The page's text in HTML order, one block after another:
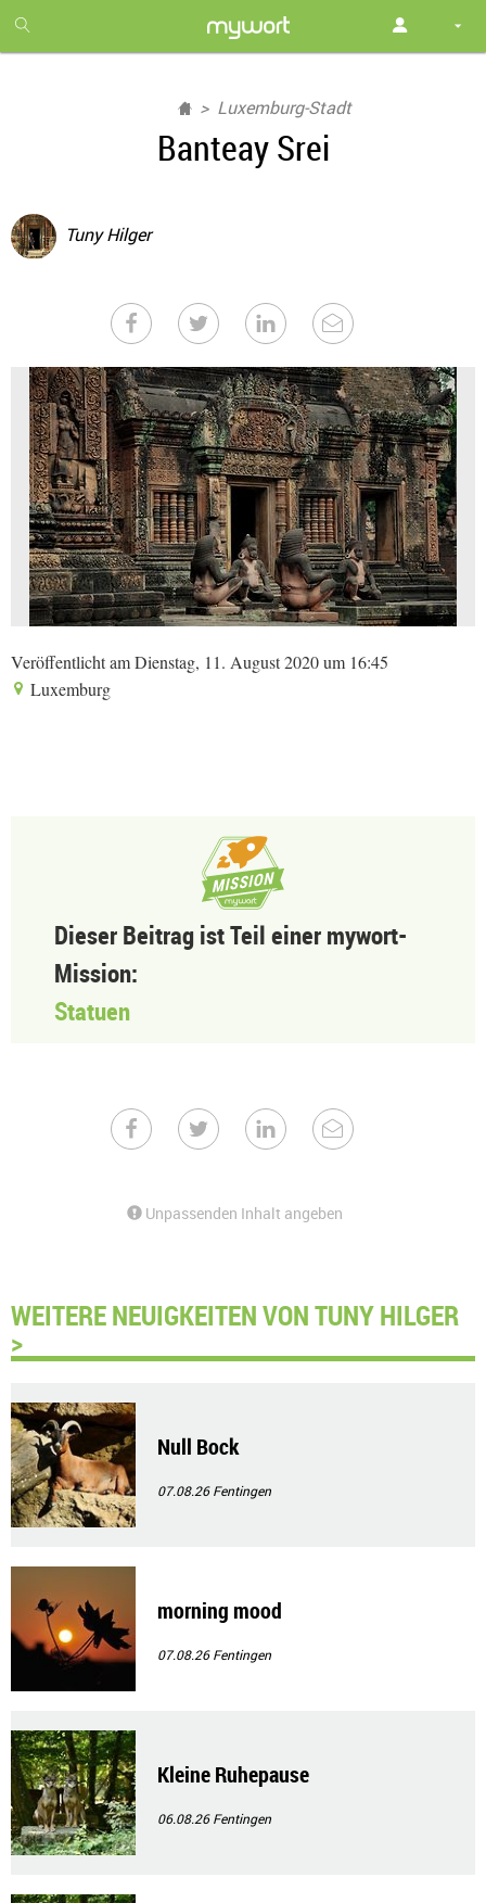
month
free
Luxemburg-Stadt
Banteay Srei
Tuny Hilger
Veröffentlicht am Dienstag, 11. August 2020 um 16:45
Luxemburg
Dieser Beitrag ist Teil einer mywort-
Mission:
Statuen
Unpassenden Inhalt angeben
WEITERE NEUIGKEITEN VON TUNY HILGER
>
Null Bock
07.08.26Fentingen
morning mood
07.08.26Fentingen
Kleine Ruhepause
06.08.26Fentingen